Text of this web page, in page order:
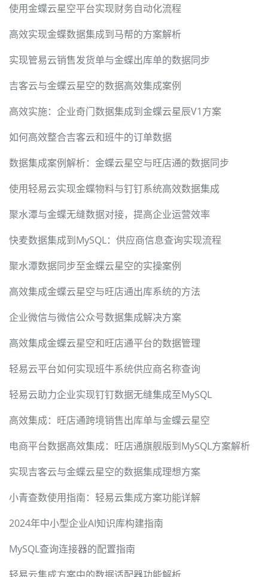
使用金蝶云星空平台实现财务自动化流程
高效实现金蝶数据集成到马帮的方案解析
实现管易云销售发货单与金蝶出库单的数据同步
吉客云与金蝶云星空的数据高效集成案例
高效实施：企业奇门数据集成到金蝶云星辰V1方案
如何高效整合吉客云和班牛的订单数据
数据集成案例解析：金蝶云星空与旺店通的数据同步
使用轻易云实现金蝶物料与钉钉系统高效数据集成
聚水潭与金蝶无缝数据对接，提高企业运营效率
快麦数据集成到MySQL：供应商信息查询实现流程
聚水潭数据同步至金蝶云星空的实操案例
高效集成金蝶云星空与旺店通出库系统的方法
企业微信与微信公众号数据集成解决方案
高效集成金蝶云星空和旺店通平台的数据管理
轻易云平台如何实现班牛系统供应商名称查询
轻易云助力企业实现钉钉数据无缝集成至MySQL
高效集成：旺店通跨境销售出库单与金蝶云星空
电商平台数据高效集成：旺店通旗舰版到MySQL方案解析
实现吉客云与金蝶云星空的数据集成理想方案
小青查数使用指南：轻易云集成方案功能详解
2024年中小型企业AI知识库构建指南
MySQL查询连接器的配置指南